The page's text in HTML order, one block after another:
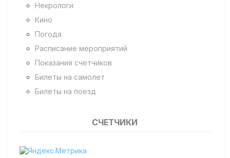
Некрологи
Кино
Погода
Расписание мероприятий
Показания счетчиков
Билеты на самолет
Билеты на поезд
СЧЕТЧИКИ